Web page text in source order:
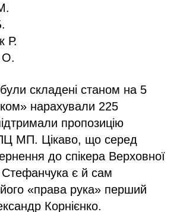
Р.
О.
складені станом на 5
нарахували 225
пропозицію
МП. Цікаво, що серед
до спікера Верховної
є й сам
«права рука» перший
Корнієнко.